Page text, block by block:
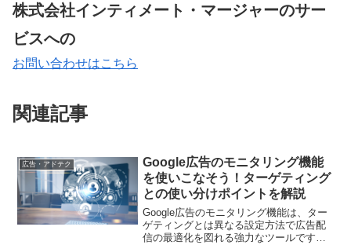
株式会社インティメート・マージャーのサー
ビスへの
お問い合わせはこちら
関連記事
広告・アドテク
Google広告のモニタリング機能
を使いこなそう！ターゲティング
との使い分けポイントを解説
Google広告のモニタリング機能は、ター
ゲティングとは異なる設定方法で広告配
信の最適化を図れる強力なツールです。